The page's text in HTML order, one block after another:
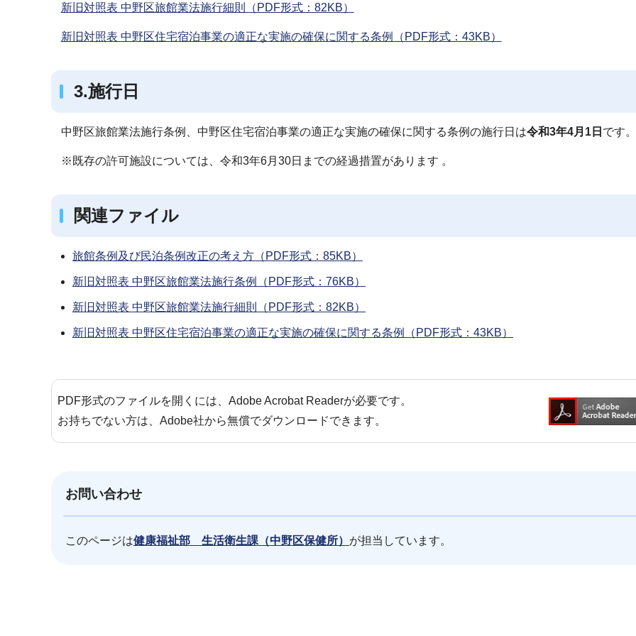
新旧対照表 中野区旅館業法施行細則（PDF形式：82KB）
新旧対照表 中野区住宅宿泊事業の適正な実施の確保に関する条例（PDF形式：43KB）
3.施行日
中野区旅館業法施行条例、中野区住宅宿泊事業の適正な実施の確保に関する条例の施行日は令和3年4月1日 です。
※既存の許可施設については、令和3年6月30日までの経過措置があります 。
関連ファイル
旅館条例及び民泊条例改正の考え方（PDF形式：85KB）
新旧対照表 中野区旅館業法施行条例（PDF形式：76KB）
新旧対照表 中野区旅館業法施行細則（PDF形式：82KB）
新旧対照表 中野区住宅宿泊事業の適正な実施の確保に関する条例（PDF形式：43KB）
PDF形式のファイルを開くには、Adobe Acrobat Readerが必要です。
お持ちでない方は、Adobe社から無償でダウンロードできます。
お問い合わせ
このページは健康福祉部 生活衛生課（中野区保健所） が担当しています。